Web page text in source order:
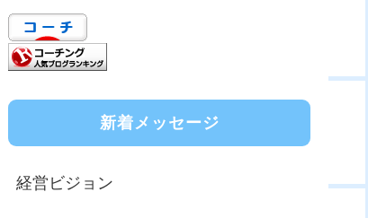
新着メッセージ
経営ビジョン